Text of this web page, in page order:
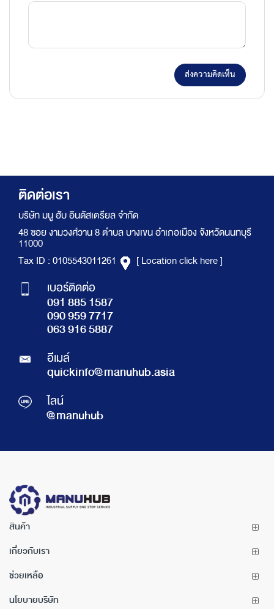
ส่งความคิดเห็น
ติดต่อเรา
บริษัท มนู ฮับ อินดัสเตรียล จำกัด
48 ซอย งามวงศ์วาน 8 ตำบล บางเขน อำเภอเมือง จังหวัดนนทบุรี
11000
Tax ID : 0105543011261
[ Location click here ]
เบอร์ติดต่อ
091 885 1587
090 959 7717
063 916 5887
อีเมล์
quickinfo@manuhub.asia
ไลน์
@manuhub
สินค้า
เกี่ยวกับเรา
ช่วยเหลือ
นโยบายบริษัท